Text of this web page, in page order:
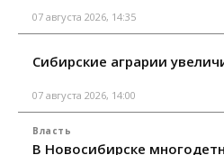
07 августа 2026, 14:35
Сибирские аграрии
07 августа 2026, 14:00
Власть
В Новосибирске